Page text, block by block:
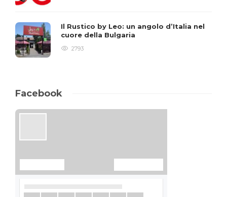
Il Rustico by Leo: un angolo d’Italia nel
cuore della Bulgaria
2793
Facebook